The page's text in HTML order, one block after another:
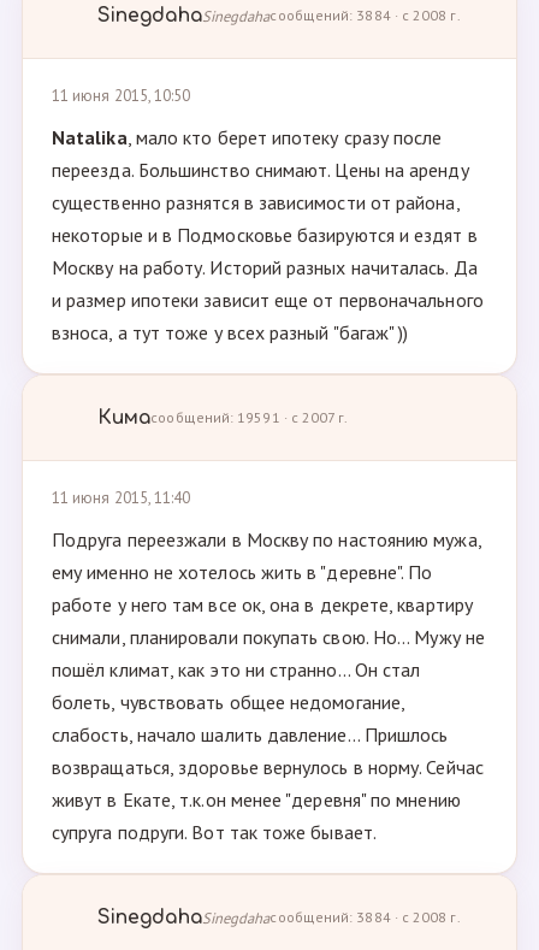
SinegdahaSinegdahaсообщений: 3884 · с 2008 г.
11 июня 2015, 10:50
Natalika, мало кто берет ипотеку сразу после
переезда. Большинство снимают. Цены на аренду
существенно разнятся в зависимости от района,
некоторые и в Подмосковье базируются и ездят в
Москву на работу. Историй разных начиталась. Да
и размер ипотеки зависит еще от первоначального
взноса, а тут тоже у всех разный "багаж" ))
Кимасообщений: 19591 · с 2007 г.
11 июня 2015, 11:40
Подруга переезжали в Москву по настоянию мужа,
ему именно не хотелось жить в "деревне". По
работе у него там все ок, она в декрете, квартиру
снимали, планировали покупать свою. Но... Мужу не
пошёл климат, как это ни странно... Он стал
болеть, чувствовать общее недомогание,
слабость, начало шалить давление... Пришлось
возвращаться, здоровье вернулось в норму. Сейчас
живут в Екате, т.к.он менее "деревня" по мнению
супруга подруги. Вот так тоже бывает.
SinegdahaSinegdahaсообщений: 3884 · с 2008 г.